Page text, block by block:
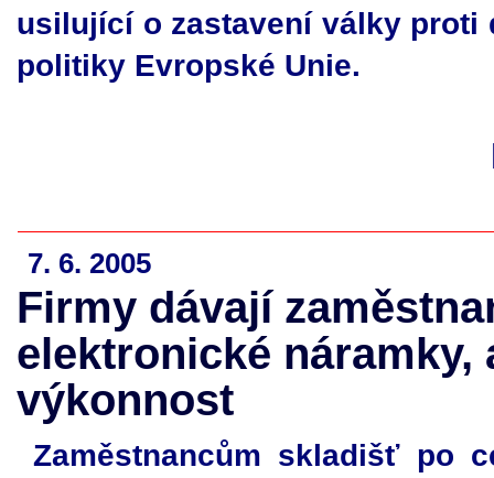
usilující o zastavení války proti
politiky Evropské Unie.
7. 6. 2005
Firmy dávají
elektronické
výkonnost
Zaměstnancům skladišť po